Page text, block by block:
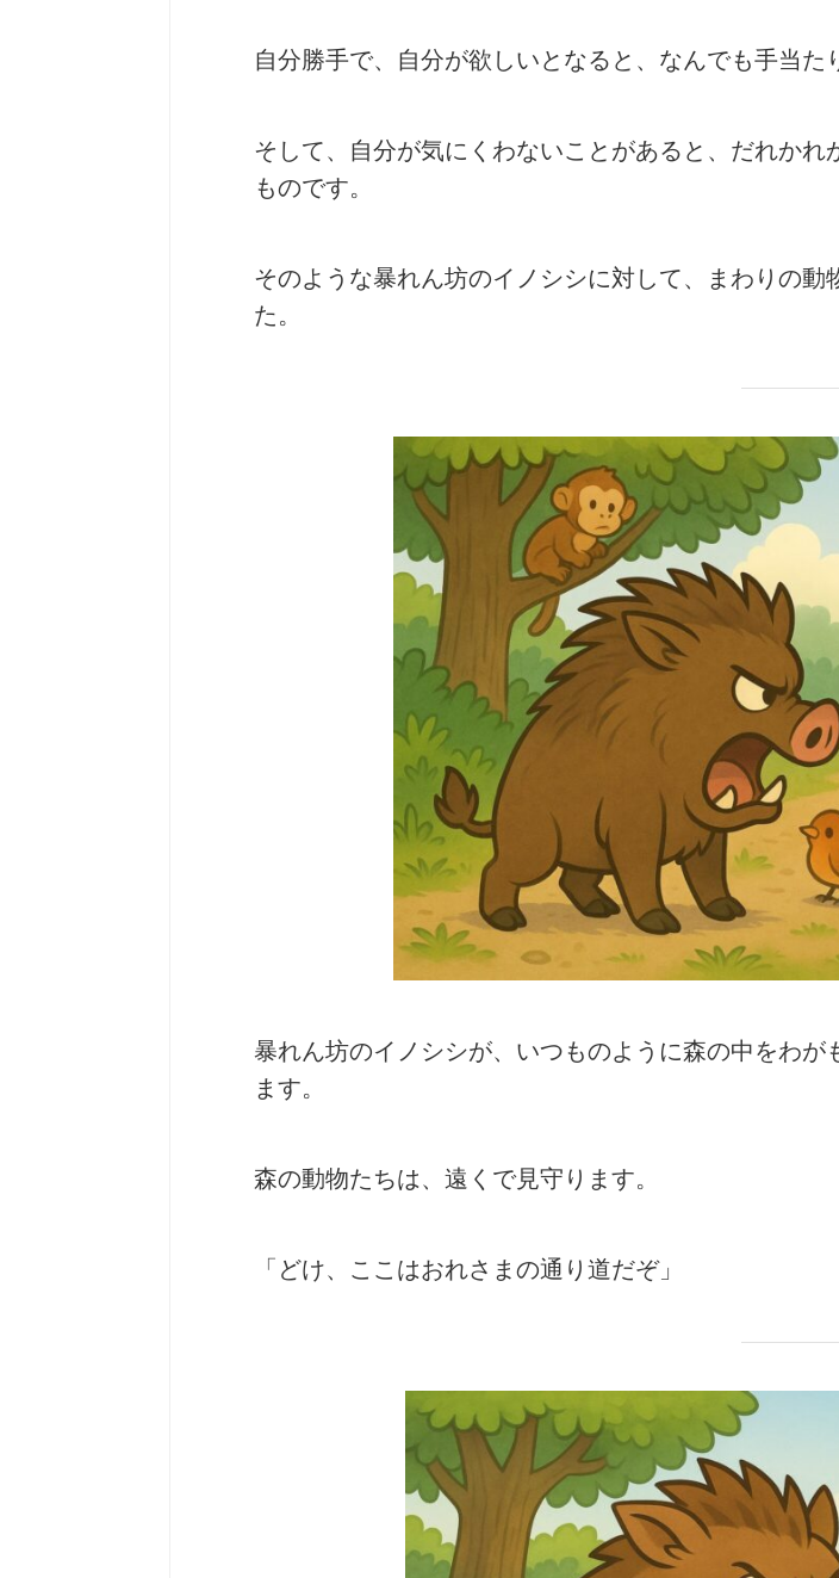
自分勝手で、自分が欲しいとなると、なんでも手当た
そして、自分が気にくわないことがあると、だれか
ものです。
そのような暴れん坊のイノシシに対して、まわりの
た。
暴れん坊のイノシシが、いつものように森の中をわ
ます。
森の動物たちは、遠くで見守ります。
「どけ、ここはおれさまの通り道だぞ」